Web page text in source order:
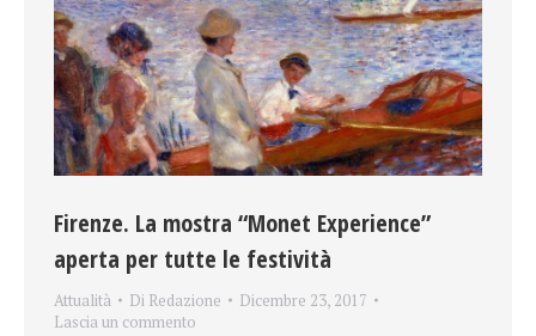
Firenze. La mostra “Monet Experience”
aperta per tutte le festività
Attualità Di Redazione
Dicembre 23, 2017
Lascia un commento